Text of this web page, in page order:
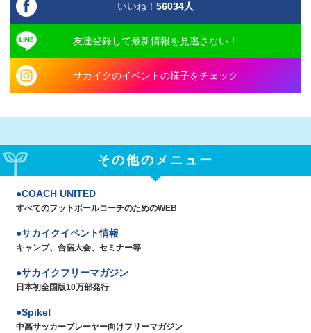
いいね！ 56034人
友達登録して最新情報を見逃さない！
サカイクのイベントの様子をチェック
その他のメニュー
COACH UNITED
すべてのフットボールコーチのためのWEB
サカイクイベント情報
キャンプ、合宿大会、セミナー等
サカイクフリーマガジン
日本初全国版10万部発行
Spike!
中高サッカープレーヤー向けフリーマガジン